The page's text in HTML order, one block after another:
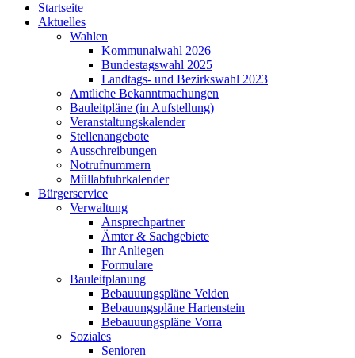
Startseite
Aktuelles
Wahlen
Kommunalwahl 2026
Bundestagswahl 2025
Landtags- und Bezirkswahl 2023
Amtliche Bekanntmachungen
Bauleitpläne (in Aufstellung)
Veranstaltungskalender
Stellenangebote
Ausschreibungen
Notrufnummern
Müllabfuhrkalender
Bürgerservice
Verwaltung
Ansprechpartner
Ämter & Sachgebiete
Ihr Anliegen
Formulare
Bauleitplanung
Bebauuungspläne Velden
Bebauungspläne Hartenstein
Bebauuungspläne Vorra
Soziales
Senioren